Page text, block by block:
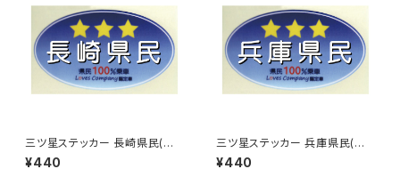
三ツ星ステッカー 長崎県民(ブ
ルー)
¥440
三ツ星ステッカー 兵庫県民(ブ
ルー)
¥440